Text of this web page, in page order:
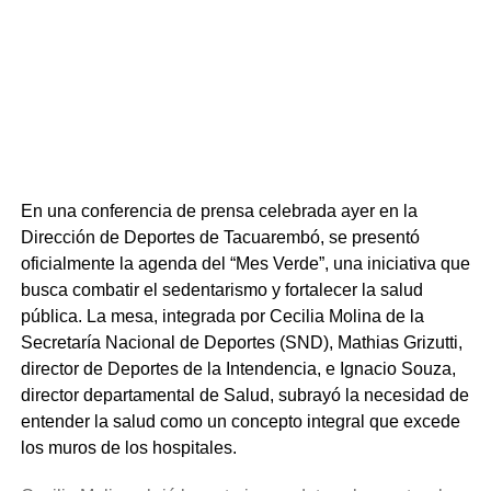
esta patología tiene una mortalidad descrita de hasta el
50% a nivel mundial y avanza de forma extremadamente
rápida.
Para llevar tranquilidad a los vecinos de Tacuarembó, la
intensivista aclaró que se identificó y medicó a todos los
contactos directos para cortar cualquier posibilidad de
contagio. Al ser una bebé pequeña, no asistía a centros
educativos ni guarderías, y convivía únicamente con sus
padres y abuelos paternos. Todos ellos ya recibieron la
profilaxis antibiótica necesaria y, al no haber más niños
en el hogar, el riesgo comunitario es nulo. Asimismo, el
En una conferencia de prensa celebrada ayer en la
Dirección de Deportes de Tacuarembó, se presentó
oficialmente la agenda del “Mes Verde”, una iniciativa que
busca combatir el sedentarismo y fortalecer la salud
pública. La mesa, integrada por Cecilia Molina de la
Secretaría Nacional de Deportes (SND), Mathias Grizutti,
director de Deportes de la Intendencia, e Ignacio Souza,
director departamental de Salud, subrayó la necesidad de
entender la salud como un concepto integral que excede
los muros de los hospitales.